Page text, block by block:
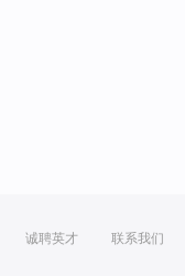
诚聘英才 联系我们